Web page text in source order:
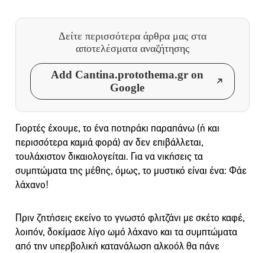
Δείτε περισσότερα άρθρα μας στα
αποτελέσματα αναζήτησης
Add Cantina.protothema.gr on
Google
Γιορτές έχουμε, το ένα ποτηράκι παραπάνω (ή και
περισσότερα καμιά φορά) αν δεν επιβάλλεται,
τουλάχιστον δικαιολογείται. Για να νικήσεις τα
συμπτώματα της μέθης, όμως, το μυστικό είναι ένα: Φάε
λάχανο!
Πριν ζητήσεις εκείνο το γνωστό φλιτζάνι με σκέτο καφέ,
λοιπόν, δοκίμασε λίγο ωμό λάχανο και τα συμπτώματα
από την υπερβολική κατανάλωση αλκοόλ θα πάνε